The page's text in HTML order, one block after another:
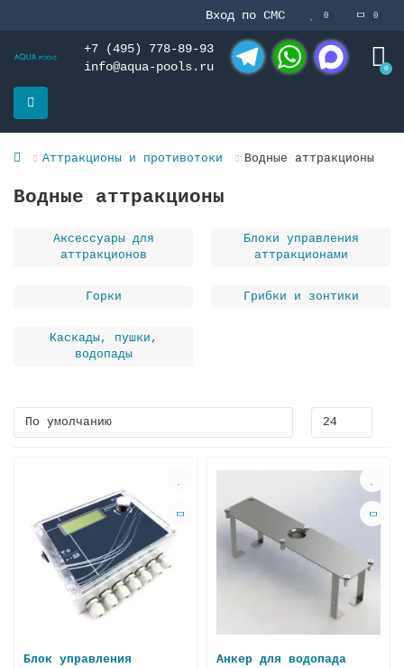
Вход по СМС 0 0
+7 (495) 778-89-93
info@aqua-pools.ru
0
Аттракционы и противотоки Водные аттракционы
Водные аттракционы
Аксессуары для
аттракционов
Блоки управления
аттракционами
Горки Грибки и зонтики
Каскады, пушки,
водопады
Блок управления
Анкер для водопада